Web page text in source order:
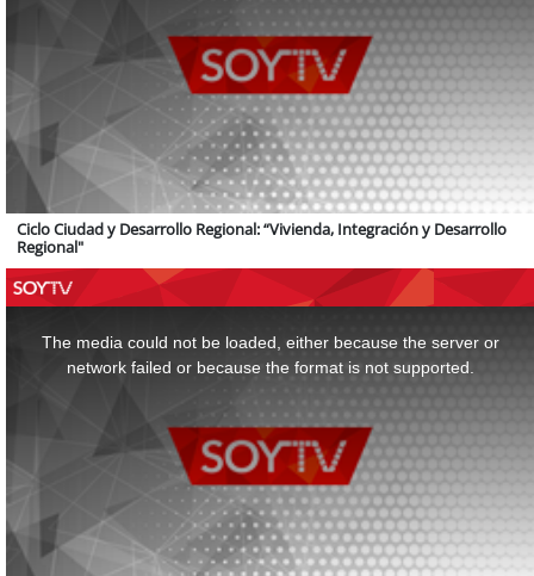
Ciclo Ciudad y Desarrollo Regional: “Vivienda, Integración y Desarrollo
Regional"
The media could not be loaded, either because the server or
network failed or because the format is not supported.